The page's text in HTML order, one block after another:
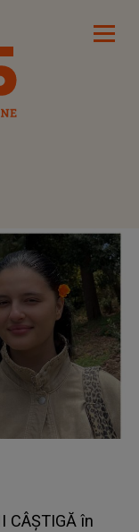
CÂȘTIGĂ în